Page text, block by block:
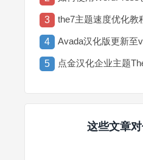
3 the7主题速度优化教
4 Avada汉化版更新至
5 点金汉化企业主题
这些文章